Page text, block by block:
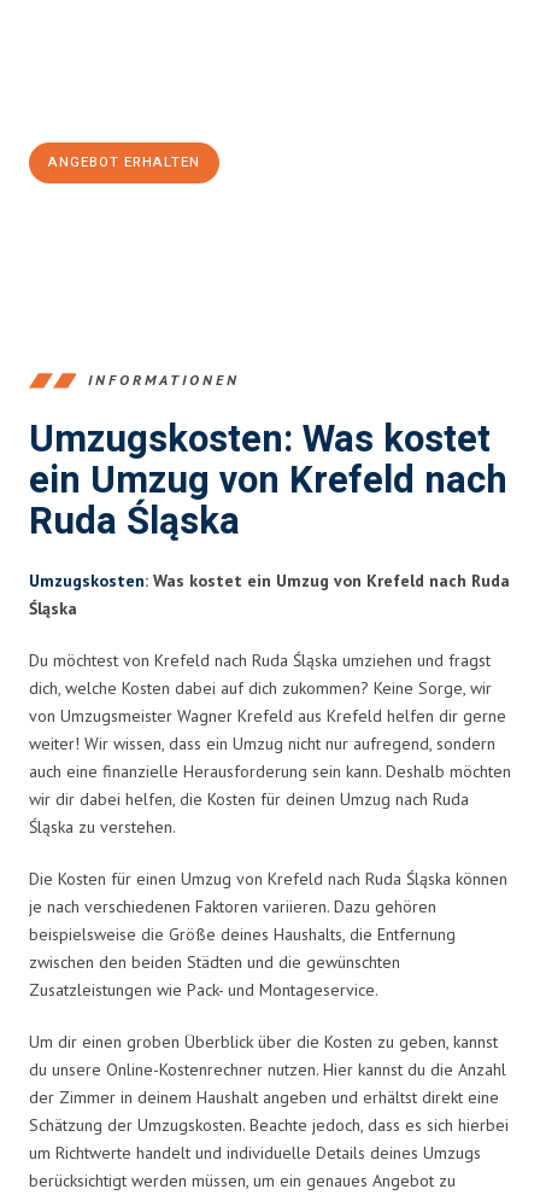
ANGEBOT ERHALTEN
INFORMATIONEN
Umzugskosten: Was kostet
ein Umzug von Krefeld nach
Ruda Śląska
Umzugskosten: Was kostet ein Umzug von Krefeld nach Ruda
Śląska
Du möchtest von Krefeld nach Ruda Śląska umziehen und fragst
dich, welche Kosten dabei auf dich zukommen? Keine Sorge, wir
von Umzugsmeister Wagner Krefeld aus Krefeld helfen dir gerne
weiter! Wir wissen, dass ein Umzug nicht nur aufregend, sondern
auch eine finanzielle Herausforderung sein kann. Deshalb möchten
wir dir dabei helfen, die Kosten für deinen Umzug nach Ruda
Śląska zu verstehen.
Die Kosten für einen Umzug von Krefeld nach Ruda Śląska können
je nach verschiedenen Faktoren variieren. Dazu gehören
beispielsweise die Größe deines Haushalts, die Entfernung
zwischen den beiden Städten und die gewünschten
Zusatzleistungen wie Pack- und Montageservice.
Um dir einen groben Überblick über die Kosten zu geben, kannst
du unsere Online-Kostenrechner nutzen. Hier kannst du die Anzahl
der Zimmer in deinem Haushalt angeben und erhältst direkt eine
Schätzung der Umzugskosten. Beachte jedoch, dass es sich hierbei
um Richtwerte handelt und individuelle Details deines Umzugs
berücksichtigt werden müssen, um ein genaues Angebot zu